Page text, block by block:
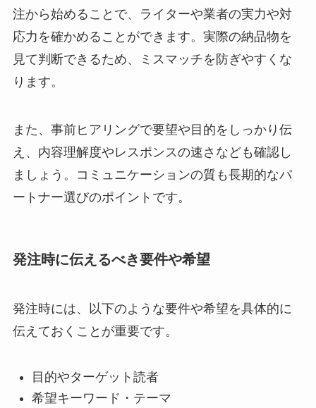
注から始めることで、ライターや業者の実力や対
応力を確かめることができます。実際の納品物を
見て判断できるため、ミスマッチを防ぎやすくな
ります。
また、事前ヒアリングで要望や目的をしっかり伝
え、内容理解度やレスポンスの速さなども確認し
ましょう。コミュニケーションの質も長期的なパ
ートナー選びのポイントです。
発注時に伝えるべき要件や希望
発注時には、以下のような要件や希望を具体的に
伝えておくことが重要です。
目的やターゲット読者
希望キーワード・テーマ